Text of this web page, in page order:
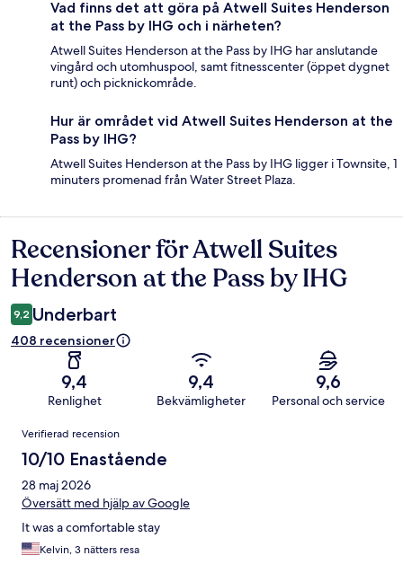
Vad finns det att göra på Atwell Suites Henderson
at the Pass by IHG och i närheten?
Atwell Suites Henderson at the Pass by IHG har anslutande
vingård och utomhuspool, samt fitnesscenter (öppet dygnet
runt) och picknickområde.
Hur är området vid Atwell Suites Henderson at the
Pass by IHG?
Atwell Suites Henderson at the Pass by IHG ligger i Townsite, 1
minuters promenad från Water Street Plaza.
Recensioner
Recensioner för Atwell Suites
Henderson at the Pass by IHG
9,2 Underbart
408 recensioner
9,4
Renlighet
9,4
Bekvämligheter
9,6
Personal och service
Recensioner
Verifierad recension
10/10 Enastående
28 maj 2026
Översätt med hjälp av Google
It was a comfortable stay
Kelvin, 3 nätters resa